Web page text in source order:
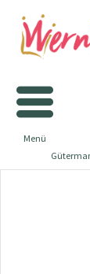
Menü